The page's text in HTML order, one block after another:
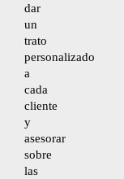
dar
un
trato
personalizado
a
cada
cliente
y
asesorar
sobre
las